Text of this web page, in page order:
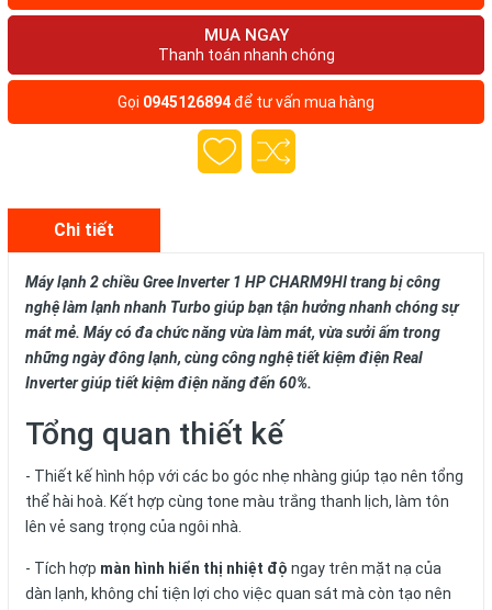
MUA NGAY
Thanh toán nhanh chóng
Gọi 0945126894để tư vấn mua hàng
Chi tiết
Máy lạnh 2 chiều Gree Inverter 1 HP CHARM9HI trang bị công
nghệ làm lạnh nhanh Turbo giúp bạn tận hưởng nhanh chóng sự
mát mẻ. Máy có đa chức năng vừa làm mát, vừa sưởi ấm trong
những ngày đông lạnh, cùng công nghệ tiết kiệm điện Real
Inverter giúp tiết kiệm điện năng đến 60%.
Tổng quan thiết kế
- Thiết kế hình hộp với các bo góc nhẹ nhàng giúp tạo nên tổng
thể hài hoà. Kết hợp cùng tone màu trắng thanh lịch, làm tôn
lên vẻ sang trọng của ngôi nhà.
- Tích hợp màn hình hiển thị nhiệt độ ngay trên mặt nạ của
dàn lạnh, không chỉ tiện lợi cho việc quan sát mà còn tạo nên